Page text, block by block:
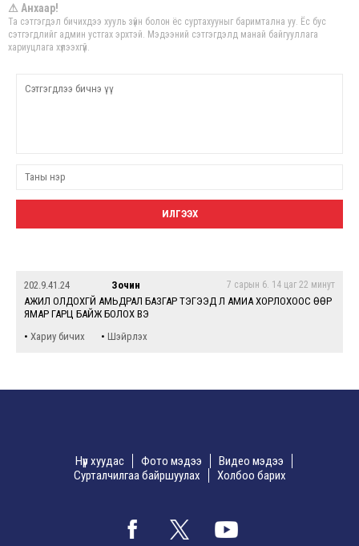
⚠ Анхаар!
Та сэтгэгдэл бичихдээ хууль зүйн болон ёс суртахууныг баримтална уу. Ёс бус
сэтгэгдлийг админ устгах эрхтэй. Мэдээний сэтгэгдэлд манай байгууллага
хариуцлага хүлээхгүй.
202.9.41.24 Зочин 7 сарын 6. 14 цаг 22 минут
АЖИЛ ОЛДОХГҮЙ АМЬДРАЛ БАЗГАР ТЭГЭЭД Л АМИА ХОРЛОХООС ӨӨР
ЯМАР ГАРЦ БАЙЖ БОЛОХ ВЭ
• Хариу бичих • Шэйрлэх
Нүүр хуудас Фото мэдээ
Видео мэдээ
Сурталчилгаа байршуулах
Холбоо барих